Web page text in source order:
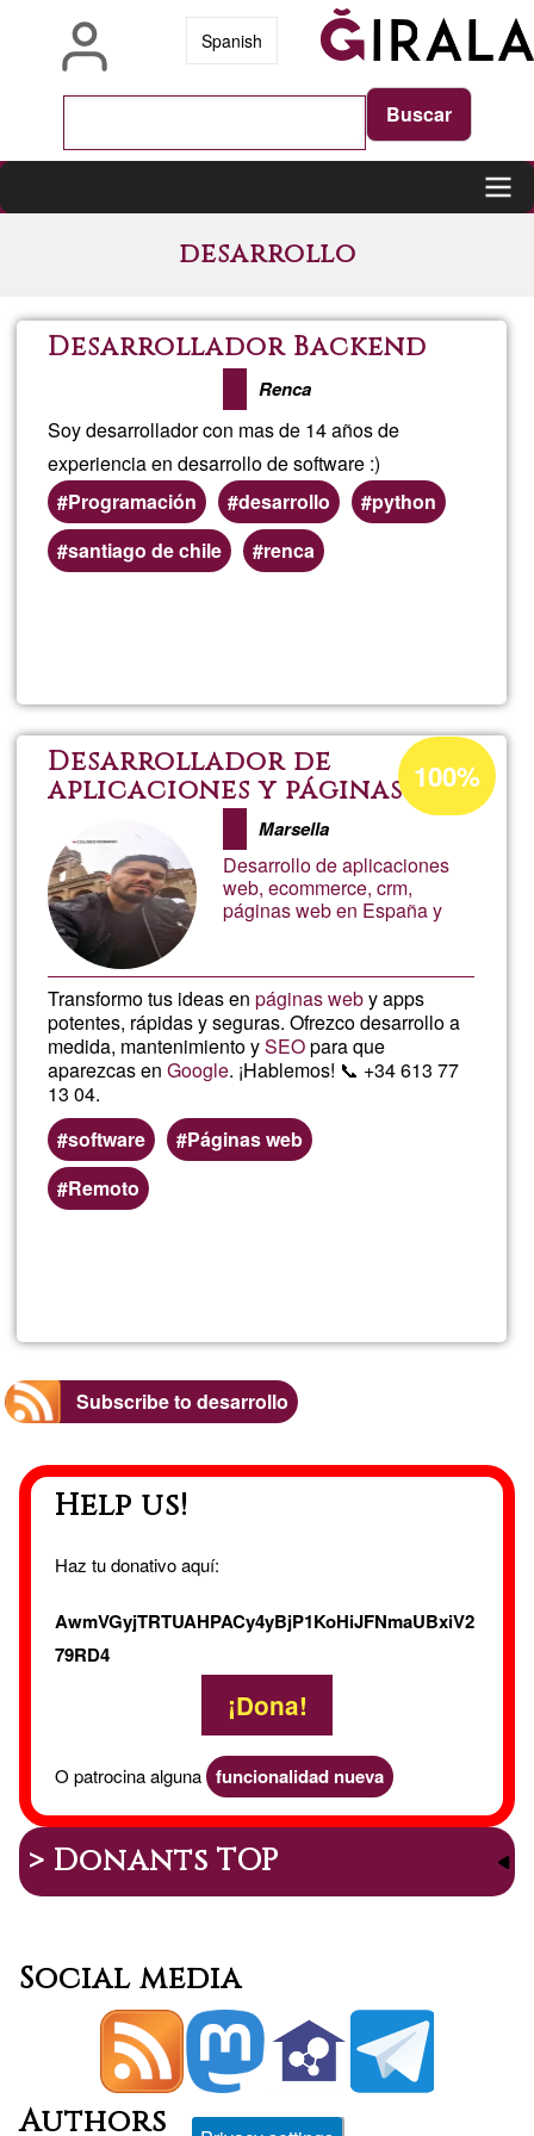
Spanish
desarrollo
Desarrollador Backend
Renca
Soy desarrollador con mas de 14 años de
experiencia en desarrollo de software :)
Programación
desarrollo
python
Preferred
(geographic)
santiago de chile renca
Desarrollador de
aplicaciones y páginas web
Marsella
Desarrollo de aplicaciones
web, ecommerce, crm,
páginas web en España y
​Transformo tus ideas enpáginas weby apps
potentes, rápidas y seguras. Ofrezco desarrollo a
medida, mantenimiento ySEOpara que
aparezcas enGoogle. ¡Hablemos! 📞 +34 613 77
13 04.
software
Páginas web
Remoto
Acceptance
percentage
Ğ1
100%
web
Subscribe to desarrollo
Help us!
Haz tu donativo aquí:
AwmVGyjTRTUAHPACy4yBjP1KoHiJFNmaUBxiV2
79RD4
¡Dona!
O patrocina alguna funcionalidad nueva
> Donants TOP
Social media
Authors